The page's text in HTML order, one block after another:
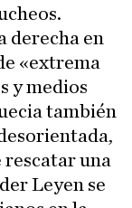
derecha en
«extrema
y medios
también
rescatar una
Leyen se